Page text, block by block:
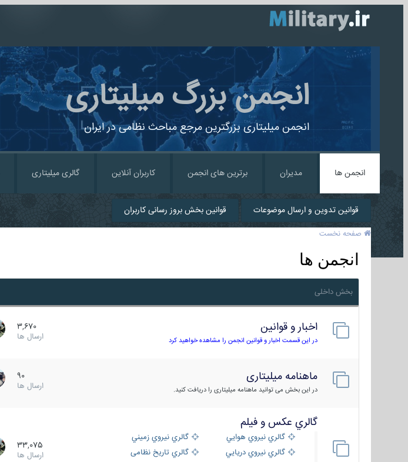
انجمن بزرگ میلیتاری
انجمن میلیتاری بزرگترین مرجع مباحث نظامی در ایران
انجمن ها مدیران برترین های انجمن کاربران آنلاین گالری میلیتاری
قوانین تدوین و ارسال موضوعات قوانین بخش بروز رسانی کاربران
صفحه نخست
انجمن ها
بخش داخلی
اخبار و قوانین
در این قسمت اخبار و قوانین انجمن را مشاهده خواهید کرد
3,670
ارسال ها
ماهنامه میلیتاری
در این بخش می توانید ماهنامه میلیتاری را دریافت کنید.
90
ارسال ها
گالري عكس و فيلم
گالري نيروي هوايي
گالري نيروي زميني
گالري نيروي دريايي
گالري تاریخ نظامی
33,075
ارسال ها